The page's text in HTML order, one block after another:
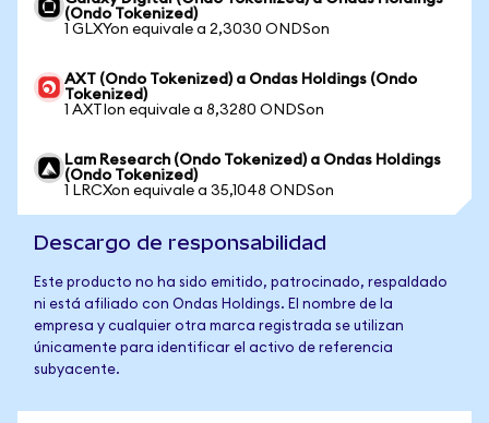
(Ondo Tokenized)
1 GLXYon equivale a 2,3030 ONDSon
AXT (Ondo Tokenized) a Ondas Holdings (Ondo
Tokenized)
1 AXTIon equivale a 8,3280 ONDSon
Lam Research (Ondo Tokenized) a Ondas Holdings
(Ondo Tokenized)
1 LRCXon equivale a 35,1048 ONDSon
Descargo de responsabilidad
Este producto no ha sido emitido, patrocinado, respaldado
ni está afiliado con Ondas Holdings. El nombre de la
empresa y cualquier otra marca registrada se utilizan
únicamente para identificar el activo de referencia
subyacente.